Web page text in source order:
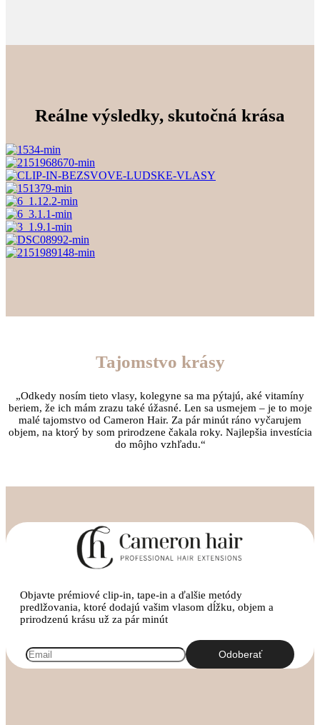
Reálne výsledky, skutočná krása
Tajomstvo krásy
„Odkedy nosím tieto vlasy, kolegyne sa ma pýtajú, aké vitamíny
beriem, že ich mám zrazu také úžasné. Len sa usmejem – je to moje
malé tajomstvo od Cameron Hair. Za pár minút ráno vyčarujem
objem, na ktorý by som prirodzene čakala roky. Najlepšia investícia
do môjho vzhľadu.“
Objavte prémiové clip-in, tape-in a ďalšie metódy
predlžovania, ktoré dodajú vašim vlasom dĺžku, objem a
prirodzenú krásu už za pár minút